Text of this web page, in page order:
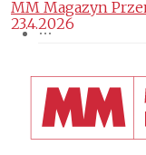
MM Magazyn
23.4.2026